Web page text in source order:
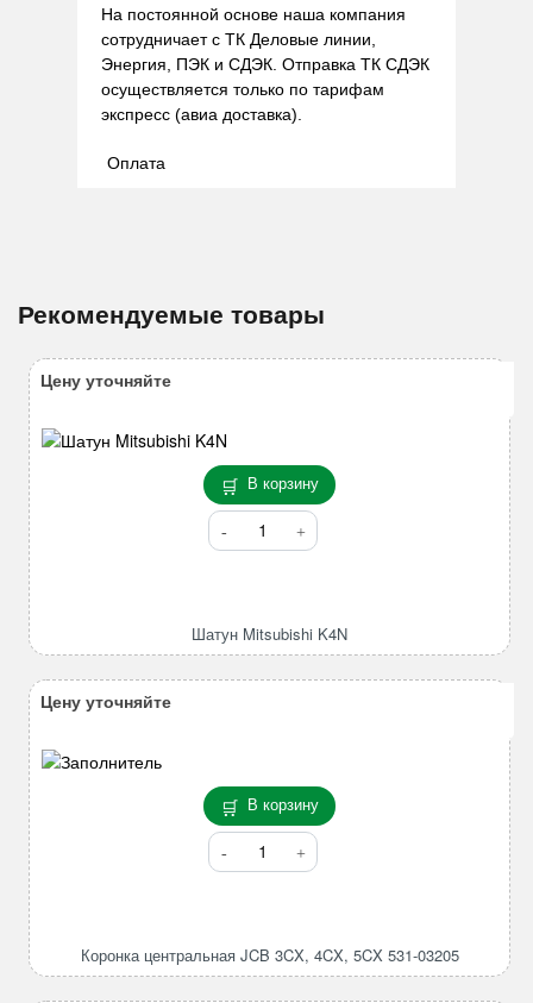
На постоянной основе наша компания
сотрудничает с ТК Деловые линии,
Энергия, ПЭК и СДЭК. Отправка ТК СДЭК
осуществляется только по тарифам
экспресс (авиа доставка).
Оплата
Рекомендуемые товары
В корзину
Количество
товара
Шатун Mitsubishi K4N
Цену уточняйте
В корзину
Количество
товара
3CX,
Коронка центральная JCB 3CX, 4CX, 5CX 531-03205
Цену уточняйте